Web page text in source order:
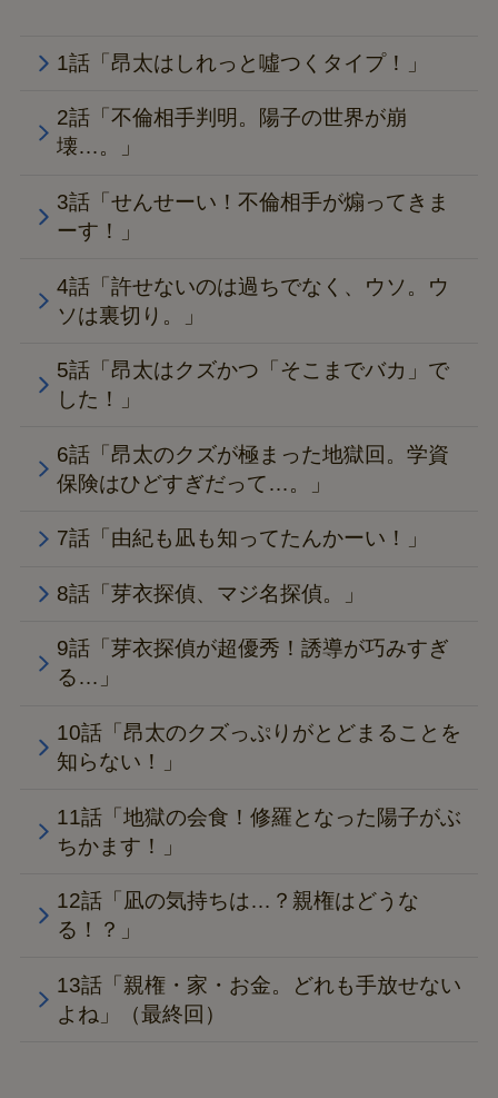
1話「昂太はしれっと噓つくタイプ！」
2話「不倫相手判明。陽子の世界が崩
壊…。」
3話「せんせーい！不倫相手が煽ってきま
ーす！」
4話「許せないのは過ちでなく、ウソ。ウ
ソは裏切り。」
5話「昂太はクズかつ「そこまでバカ」で
した！」
6話「昂太のクズが極まった地獄回。学資
保険はひどすぎだって…。」
7話「由紀も凪も知ってたんかーい！」
8話「芽衣探偵、マジ名探偵。」
9話「芽衣探偵が超優秀！誘導が巧みすぎ
る…」
10話「昂太のクズっぷりがとどまることを
知らない！」
11話「地獄の会食！修羅となった陽子がぶ
ちかます！」
12話「凪の気持ちは…？親権はどうな
る！？」
13話「親権・家・お金。どれも手放せない
よね」（最終回）